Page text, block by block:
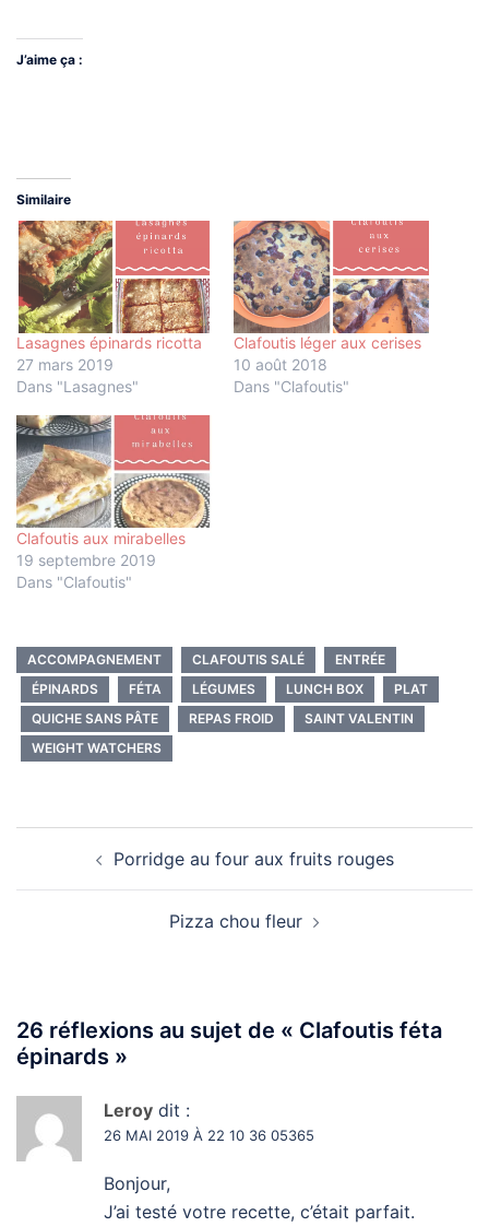
J’aime ça :
Similaire
Lasagnes épinards ricotta
27 mars 2019
Dans "Lasagnes"
Clafoutis léger aux cerises
10 août 2018
Dans "Clafoutis"
Clafoutis aux mirabelles
19 septembre 2019
Dans "Clafoutis"
ACCOMPAGNEMENT CLAFOUTIS SALÉ
ENTRÉE
ÉPINARDS
FÉTA LÉGUMES LUNCH BOX
PLAT
QUICHE SANS PÂTE
REPAS FROID
SAINT VALENTIN
WEIGHT WATCHERS
d’articlePorridge au four aux fruits rouges
Pizza chou fleur
26 réflexions au sujet de « Clafoutis féta
épinards »
Leroy dit :
26 MAI 2019 À 22 10 36 05365
Bonjour,
J’ai testé votre recette, c’était parfait.